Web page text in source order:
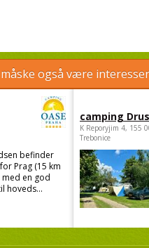
også være
befinder
Prag (15 km
en god
hoveds...
camping
K Reporyjim 4, 155
Trebonice